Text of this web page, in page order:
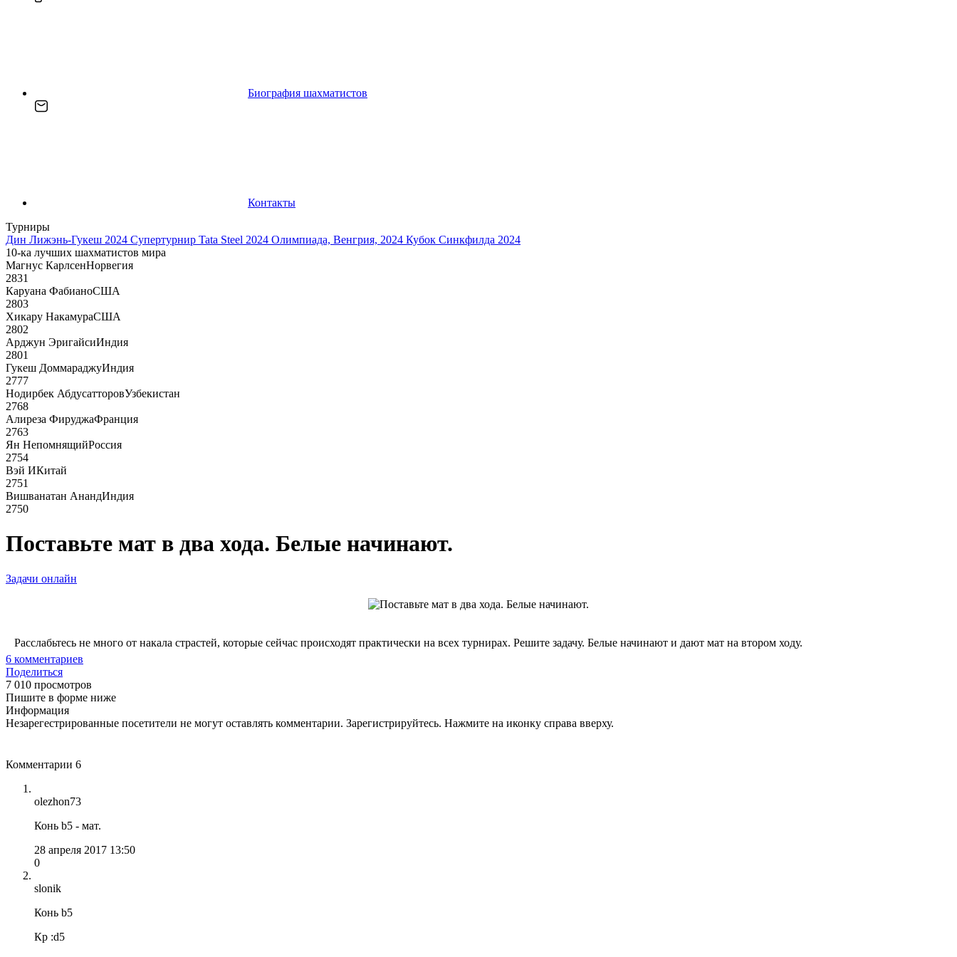
Биография шахматистов
Контакты
Турниры
Дин Лижэнь-Гукеш 2024 Супертурнир Tata Steel 2024 Олимпиада, Венгрия, 2024 Кубок Синкфилда 2024
10-ка лучших шахматистов мира
Магнус КарлсенНорвегия
2831
Каруана ФабианоСША
2803
Хикару НакамураСША
2802
Арджун ЭригайсиИндия
2801
Гукеш ДоммараджуИндия
2777
Нодирбек АбдусатторовУзбекистан
2768
Алиреза ФируджаФранция
2763
Ян НепомнящийРоссия
2754
Вэй ИКитай
2751
Вишванатан АнандИндия
2750
Поставьте мат в два хода. Белые начинают.
Задачи онлайн
Расслабьтесь не много от накала страстей, которые сейчас происходят практически на всех турнирах. Решите задачу. Белые начинают и дают мат на втором ходу.
6 комментариев
Поделиться
7 010 просмотров
Пишите в форме ниже
Информация
Незарегестрированные посетители не могут оставлять комментарии. Зарегистрируйтесь. Нажмите на иконку справа вверху.
Комментарии 6
olezhon73
Конь b5 - мат.
28 апреля 2017 13:50
0
slonik
Конь b5
Кр :d5